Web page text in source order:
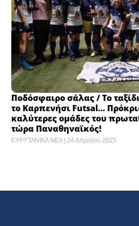
Ποδόσφαιρο σάλας / Το
το Καρπενήσι Futsal…
καλύτερες ομάδες του
τώρα Παναθηναϊκός!
ΕΥΡΥΤΑΝΙΚΑ ΝΕΑ 24 Απριλίου 2025